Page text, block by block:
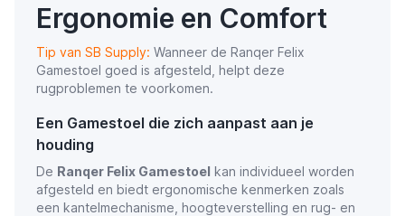
Ergonomie en Comfort
Tip van SB Supply: Wanneer de Ranqer Felix
Gamestoel goed is afgesteld, helpt deze
rugproblemen te voorkomen.
Een Gamestoel die zich aanpast aan je
houding
De Ranqer Felix Gamestoel kan individueel worden
afgesteld en biedt ergonomische kenmerken zoals
een kantelmechanisme, hoogteverstelling en rug- en